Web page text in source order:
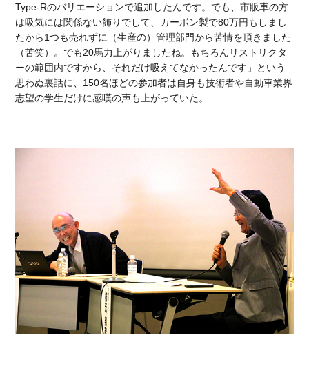
Type-Rのバリエーションで追加したんです。でも、市販車の方
は吸気には関係ない飾りでして、カーボン製で80万円もしまし
たから1つも売れずに（生産の）管理部門から苦情を頂きました
（苦笑）。でも20馬力上がりましたね。もちろんリストリクタ
ーの範囲内ですから、それだけ吸えてなかったんです」という
思わぬ裏話に、150名ほどの参加者は自身も技術者や自動車業界
志望の学生だけに感嘆の声も上がっていた。